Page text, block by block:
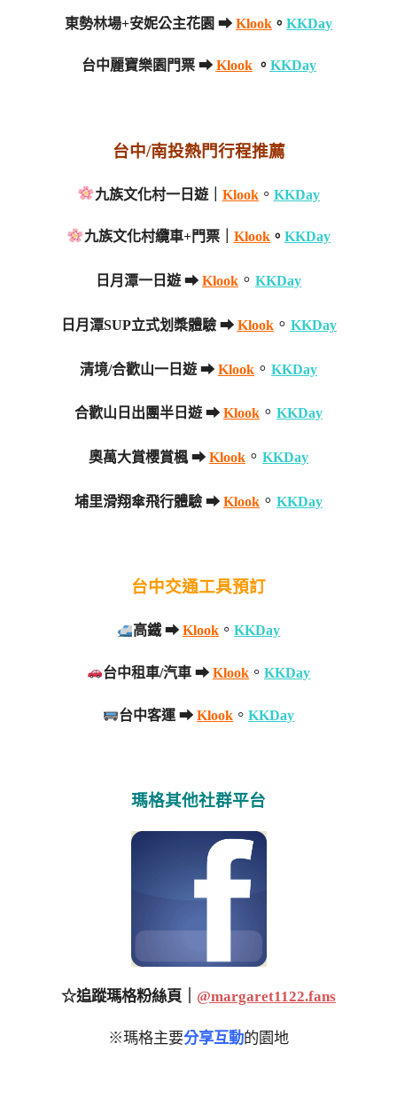
東勢林場+安妮公主花園 ➡ Klook 。 KKDay
台中麗寶樂園門票 ➡ Klook。 KKDay
台中/南投熱門行程推薦
九族文化村一日遊｜ Klook。 KKDay
九族文化村纜車+門票｜ Klook。 KKDay
日月潭一日遊 ➡ Klook 。 KKDay
日月潭SUP立式划槳體驗 ➡ Klook。 KKDay
清境/合歡山一日遊 ➡ Klook 。 KKDay
合歡山日出團半日遊 ➡ Klook 。 KKDay
奧萬大賞櫻賞楓 ➡ Klook 。 KKDay
埔里滑翔傘飛行體驗 ➡ Klook 。 KKDay
台中交通工具預訂
高鐵➡Klook 。KKDay
台中租車/汽車 ➡Klook 。KKDay
台中客運 ➡Klook 。KKDay
瑪格其他社群平台
☆追蹤瑪格粉絲頁｜ @margaret1122.fans
※瑪格主要分享互動的園地